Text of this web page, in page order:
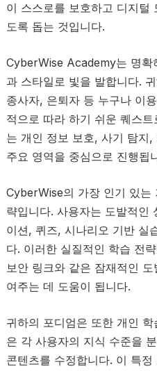
이 스스로를 보호하고 디지털
도록 돕는 것입니다.
CyberWise Academy는 명확
과 스타일로 빛을 발합니다.
종사자, 은퇴자 등 누구나 이
적으로 따라 하기 쉬운 퀘스
는 개인 정보 보호, 사기 탐지
주요 영역을 중심으로 진행됩
CyberWise의 가장 인기 있는
략입니다. 사용자는 도발적인
이션, 퀴즈, 시나리오 기반 실
다. 이러한 실질적인 학습 전
보안 링크와 같은 잠재적인
여주는 데 도움이 됩니다.
귀하의 포디엄은 또한 개인
은 각 사용자의 지식 수준을
콘텐츠를 수정합니다. 이 특